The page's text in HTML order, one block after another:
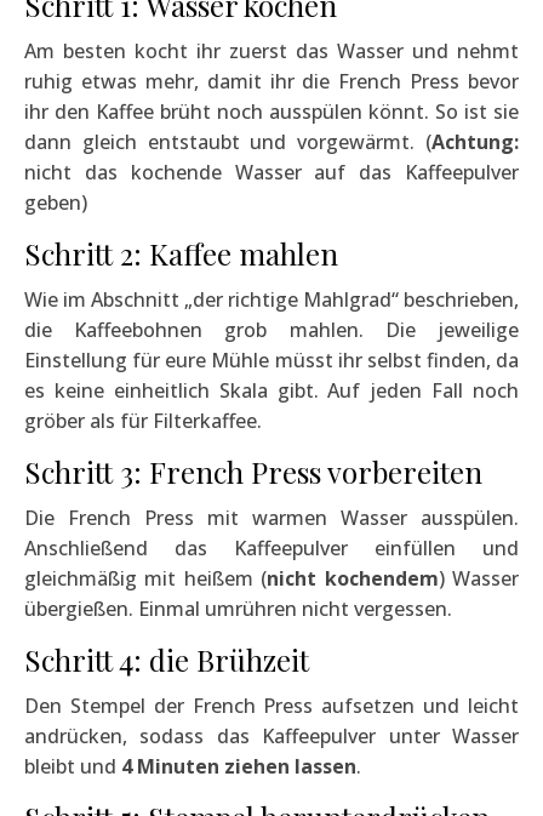
Am besten kocht ihr zuerst das Wasser und nehmt
ruhig etwas mehr, damit ihr die French Press bevor
ihr den Kaffee brüht noch ausspülen könnt. So ist sie
dann gleich entstaubt und vorgewärmt. (Achtung:
nicht das kochende Wasser auf das Kaffeepulver
geben)
Schritt 2: Kaffee mahlen
Wie im Abschnitt „der richtige Mahlgrad“ beschrieben,
die Kaffeebohnen grob mahlen. Die jeweilige
Einstellung für eure Mühle müsst ihr selbst finden, da
es keine einheitlich Skala gibt. Auf jeden Fall noch
gröber als für Filterkaffee.
Schritt 3: French Press vorbereiten
Die French Press mit warmen Wasser ausspülen.
Anschließend das Kaffeepulver einfüllen und
gleichmäßig mit heißem (nicht kochendem) Wasser
übergießen. Einmal umrühren nicht vergessen.
Schritt 4: die Brühzeit
Den Stempel der French Press aufsetzen und leicht
andrücken, sodass das Kaffeepulver unter Wasser
bleibt und 4 Minuten ziehen lassen.